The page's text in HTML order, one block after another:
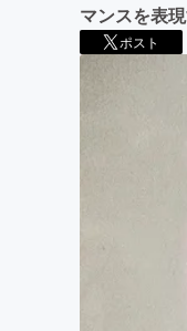
マンスを表
ポスト